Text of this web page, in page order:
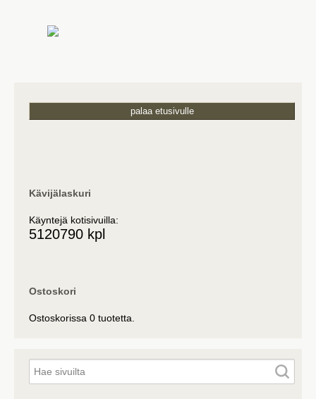
palaa etusivulle
Kävijälaskuri
Käyntejä kotisivuilla:
5120790 kpl
Ostoskori
Ostoskorissa 0 tuotetta.